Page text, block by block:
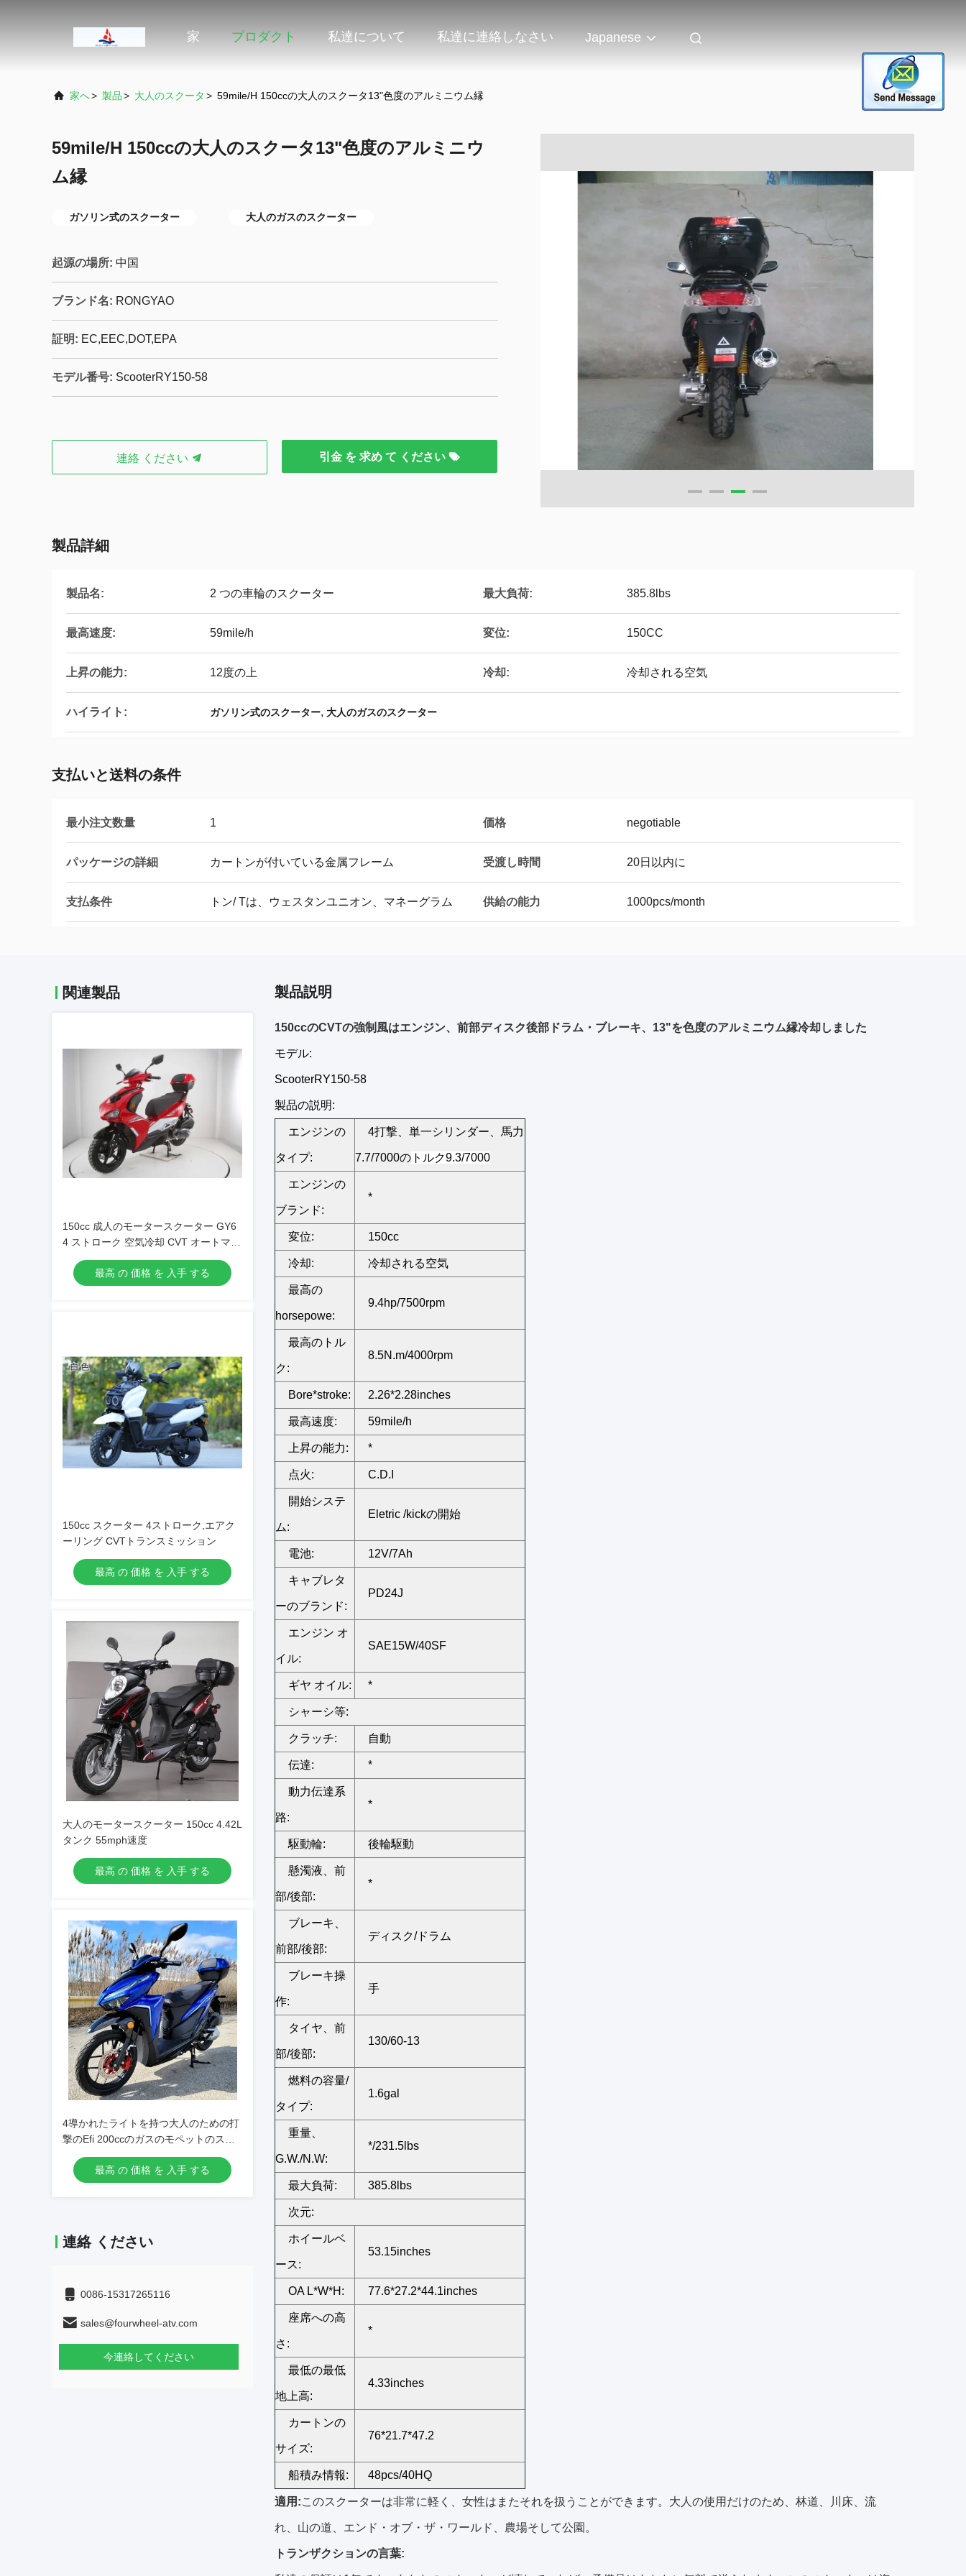
家 プロダクト 私達について 私達に連絡しなさい Japanese
家へ> 製品> 大人のスクータ > 59mile/H 150ccの大人のスクータ13"色度のアルミニウム縁
59mile/H 150ccの大人のスクータ13"色度のアルミニウ
ム縁
ガソリン式のスクーター 大人のガスのスクーター
起源の場所: 中国
ブランド名: RONGYAO
証明: EC,EEC,DOT,EPA
モデル番号: ScooterRY150-58
連絡 ください 引金 を 求め て ください
製品詳細
製品名: 2 つの車輪のスクーター 最大負荷: 385.8lbs
最高速度: 59mile/h 変位: 150CC
上昇の能力: 12度の上 冷却: 冷却される空気
ハイライト: ガソリン式のスクーター, 大人のガスのスクーター
支払いと送料の条件
最小注文数量 1 価格 negotiable
パッケージの詳細 カートンが付いている金属フレーム 受渡し時間 20日以内に
支払条件 トン/ Tは、ウェスタンユニオン、マネーグラム 供給の能力 1000pcs/month
関連製品
150cc 成人のモータースクーター GY6
4 ストローク 空気冷却 CVT オートマテ
ィック
最高 の 価格 を 入手 する
150cc スクーター 4ストローク,エアク
ーリング CVTトランスミッション
最高 の 価格 を 入手 する
大人のモータースクーター 150cc 4.42L
タンク 55mph速度
最高 の 価格 を 入手 する
4導かれたライトを持つ大人のための打
撃のEfi 200ccのガスのモペットのスク
ーター
最高 の 価格 を 入手 する
連絡 ください
0086-15317265116
sales@fourwheel-atv.com
今連絡してください
製品説明
150ccのCVTの強制風はエンジン、前部ディスク後部ドラム・ブレーキ、13"を色度のアルミニウム縁冷却しました
モデル:
ScooterRY150-58
製品の説明:
エンジンの
タイプ:
4打撃、単一シリンダー、馬力
7.7/7000の トルク9.3/7000
エンジンの
ブランド:
*
変位: 150cc
冷却: 冷却される空気
最高の
horsepowe:
9.4hp/7500rpm
最高のトル
ク:
8.5N.m/4000rpm
Bore*stroke: 2.26*2.28inches
最高速度: 59mile/h
上昇の能力: *
点火: C.D.I
開始システ
ム:
Eletric /kickの開始
電池: 12V/7Ah
キャブレタ
ーのブランド:
PD24J
エンジン オ
イル:
SAE15W/40SF
ギヤ オイル: *
シャーシ等:
クラッチ: 自動
伝達: *
動力伝達系
路:
*
駆動輪: 後輪駆動
懸濁液、前
部/後部:
*
ブレーキ、
前部/後部:
ディスク/ドラム
ブレーキ操
作:
手
タイヤ、前
部/後部:
130/60-13
燃料の容量/
タイプ:
1.6gal
重量、
G.W./N.W:
*/231.5lbs
最大負荷: 385.8lbs
次元:
ホイールベ
ース:
53.15inches
OA L*W*H: 77.6*27.2*44.1inches
座席への高
さ:
*
最低の最低
地上高:
4.33inches
カートンの
サイズ:
76*21.7*47.2
船積み情報: 48pcs/40HQ
適用:このスクーターは非常に軽く、女性はまたそれを扱うことができます。 大人の使用だけのため、林道、川床、流
れ、 山の道、エンド・オブ・ザ・ワールド、農場そして公園。
トランザクションの言葉: